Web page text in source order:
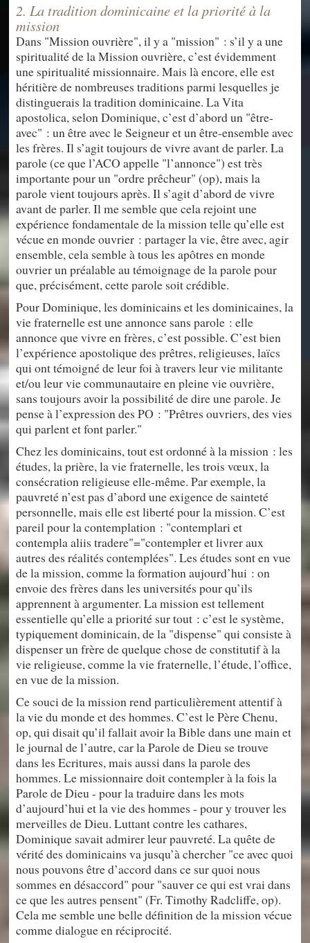
2. La tradition dominicaine et la priorité à la
mission
Dans "Mission ouvrière", il y a "mission" : s’il y a une
spiritualité de la Mission ouvrière, c’est évidemment
une spiritualité missionnaire. Mais là encore, elle est
héritière de nombreuses traditions parmi lesquelles je
distinguerais la tradition dominicaine. La Vita
apostolica, selon Dominique, c’est d’abord un "être-
avec" : un être avec le Seigneur et un être-ensemble avec
les frères. Il s’agit toujours de vivre avant de parler. La
parole (ce que l’ACO appelle "l’annonce") est très
importante pour un "ordre prêcheur" (op), mais la
parole vient toujours après. Il s’agit d’abord de vivre
avant de parler. Il me semble que cela rejoint une
expérience fondamentale de la mission telle qu’elle est
vécue en monde ouvrier : partager la vie, être avec, agir
ensemble, cela semble à tous les apôtres en monde
ouvrier un préalable au témoignage de la parole pour
que, précisément, cette parole soit crédible.
Pour Dominique, les dominicains et les dominicaines, la
vie fraternelle est une annonce sans parole : elle
annonce que vivre en frères, c’est possible. C’est bien
l’expérience apostolique des prêtres, religieuses, laïcs
qui ont témoigné de leur foi à travers leur vie militante
et/ou leur vie communautaire en pleine vie ouvrière,
sans toujours avoir la possibilité de dire une parole. Je
pense à l’expression des PO : "Prêtres ouvriers, des vies
qui parlent et font parler."
Chez les dominicains, tout est ordonné à la mission : les
études, la prière, la vie fraternelle, les trois vœux, la
consécration religieuse elle-même. Par exemple, la
pauvreté n’est pas d’abord une exigence de sainteté
personnelle, mais elle est liberté pour la mission. C’est
pareil pour la contemplation : "contemplari et
contempla aliis tradere"="contempler et livrer aux
autres des réalités contemplées". Les études sont en vue
de la mission, comme la formation aujourd’hui : on
envoie des frères dans les universités pour qu’ils
apprennent à argumenter. La mission est tellement
essentielle qu’elle a priorité sur tout : c’est le système,
typiquement dominicain, de la "dispense" qui consiste à
dispenser un frère de quelque chose de constitutif à la
vie religieuse, comme la vie fraternelle, l’étude, l’office,
en vue de la mission.
Ce souci de la mission rend particulièrement attentif à
la vie du monde et des hommes. C’est le Père Chenu,
op, qui disait qu’il fallait avoir la Bible dans une main et
le journal de l’autre, car la Parole de Dieu se trouve
dans les Ecritures, mais aussi dans la parole des
hommes. Le missionnaire doit contempler à la fois la
Parole de Dieu - pour la traduire dans les mots
d’aujourd’hui et la vie des hommes - pour y trouver les
merveilles de Dieu. Luttant contre les cathares,
Dominique savait admirer leur pauvreté. La quête de
vérité des dominicains va jusqu’à chercher "ce avec quoi
nous pouvons être d’accord dans ce sur quoi nous
sommes en désaccord" pour "sauver ce qui est vrai dans
ce que les autres pensent" (Fr. Timothy Radcliffe, op).
Cela me semble une belle définition de la mission vécue
comme dialogue en réciprocité.